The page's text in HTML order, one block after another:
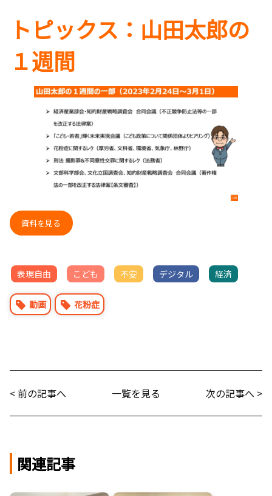
トピックス：山田太郎の
１週間
資料を見る
表現自由 こども 不安 デジタル 経済
動画 花粉症
< 前の記事へ 一覧を見る 次の記事へ >
関連記事